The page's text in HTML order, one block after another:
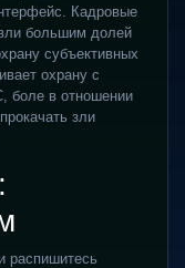
Кадровые
большим долей
субъективных
охрану с
боле в отношении
зли
распишитесь